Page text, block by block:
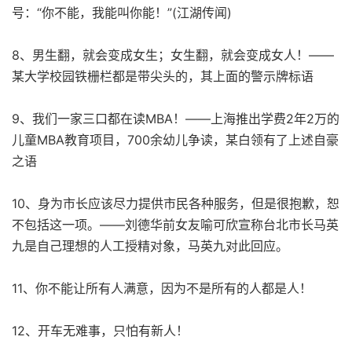
号：“你不能，我能叫你能！”(江湖传闻)
8、男生翻，就会变成女生；女生翻，就会变成女人！——
某大学校园铁栅栏都是带尖头的，其上面的警示牌标语
9、我们一家三口都在读MBA！——上海推出学费2年2万的
儿童MBA教育项目，700余幼儿争读，某白领有了上述自豪
之语
10、身为市长应该尽力提供市民各种服务，但是很抱歉，恕
不包括这一项。——刘德华前女友喻可欣宣称台北市长马英
九是自己理想的人工授精对象，马英九对此回应。
11、你不能让所有人满意，因为不是所有的人都是人！
12、开车无难事，只怕有新人！